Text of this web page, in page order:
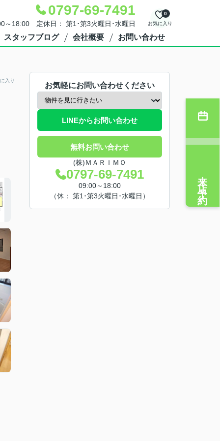
0797-69-7491
～18:00 定休日： 第1･第3火曜日･水曜日 お気に入り
0
スタッフブログ 会社概要 お問い合わせ
入り
お気軽にお問い合わせください
LINEからお問い合わせ
無料お問い合わせ
(株)ＭＡＲＩＭＯ
0797-69-7491
09:00～18:00
（休： 第1･第3火曜日･水曜日）
来店予約